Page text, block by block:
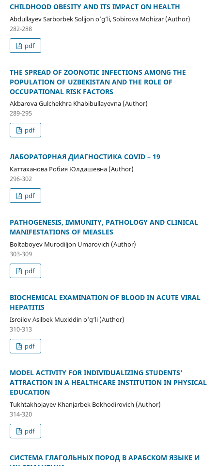
CHILDHOOD OBESITY AND ITS IMPACT ON HEALTH
Abdullayev Sarborbek Solijon o’g’li, Sobirova Mohizar (Author)
282-288
pdf
THE SPREAD OF ZOONOTIC INFECTIONS AMONG THE
POPULATION OF UZBEKISTAN AND THE ROLE OF
OCCUPATIONAL RISK FACTORS
Akbarova Gulchekhra Khabibullayevna (Author)
289-295
pdf
ЛАБОРАТОРНАЯ ДИАГНОСТИКА COVID – 19
Каттаханова Робия Юлдашевна (Author)
296-302
pdf
PATHOGENESIS, IMMUNITY, PATHOLOGY AND CLINICAL
MANIFESTATIONS OF MEASLES
Boltaboyev Murodiljon Umarovich (Author)
303-309
pdf
BIOCHEMICAL EXAMINATION OF BLOOD IN ACUTE VIRAL
HEPATITIS
Isroilov Asilbek Muxiddin o‘g‘li (Author)
310-313
pdf
MODEL ACTIVITY FOR INDIVIDUALIZING STUDENTS'
ATTRACTION IN A HEALTHCARE INSTITUTION IN PHYSICAL
EDUCATION
Tukhtakhojayev Khanjarbek Bokhodirovich (Author)
314-320
pdf
СИСТЕМА ГЛАГОЛЬНЫХ ПОРОД В АРАБСКОМ ЯЗЫКЕ И